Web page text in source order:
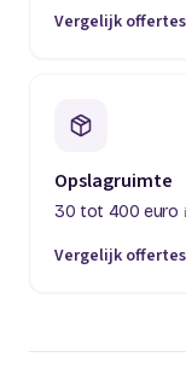
Vergelijk offertes
(opent in een
Opslagruimte
30 tot 400 euro
Vergelijk offertes
(opent in een